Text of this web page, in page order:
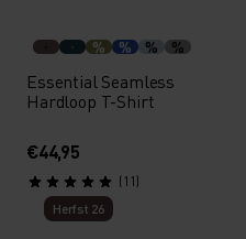
% % % %
Essential Seamless
Hardloop T-Shirt
€44,95
(11)
Herfst 26